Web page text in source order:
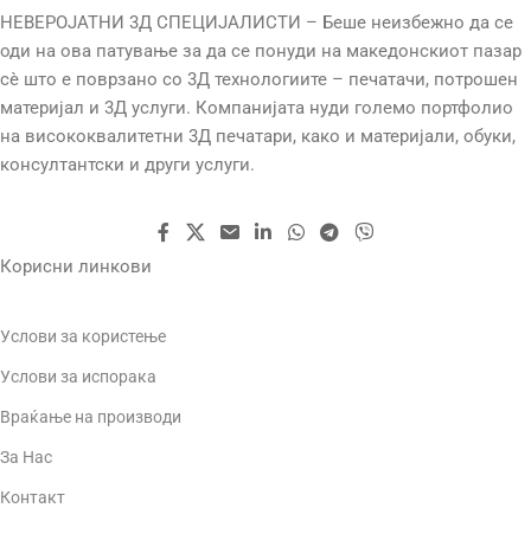
EXTRUDER TYPE
ДИЈАМЕТАР НА
МЛАЗНИЦА
ДИЈАМЕТАР НА
МЛАЗНИЦА
ТЕМП. НА МЛАЗНИЦАТА
НЕВЕРОЈАТНИ 3Д СПЕЦИЈАЛИСТИ – Беше неизбежно да се
оди на ова патување за да се понуди на македонскиот пазар
сè што е поврзано со 3Д технологиите – печатачи, потрошен
материјал и 3Д услуги. Компанијата нуди големо портфолио
на висококвалитетни 3Д печатари, како и материјали, обуки,
консултантски и други услуги.
Корисни линкови
Услови за користење
Услови за испорака
Враќање на производи
За Нас
Контакт